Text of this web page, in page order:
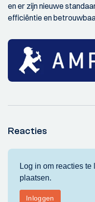
en er zijn nieuwe
efficiëntie en
Reacties